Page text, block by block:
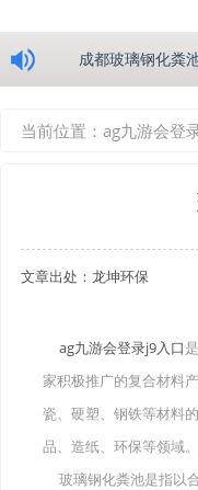
成都玻璃钢化粪
四川玻璃钢化
关于重庆玻璃钢
在安装绵阳玻璃
使用成都玻璃钢
当前位置： ag九游会登
文章出处：龙坤环保
ag九游会登录j9入口
家积极推广的复合材料
瓷、硬塑、钢铁等材料
品、造纸、环保等领
玻璃钢化粪池是指以